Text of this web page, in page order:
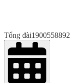
Tổng đài1900558892